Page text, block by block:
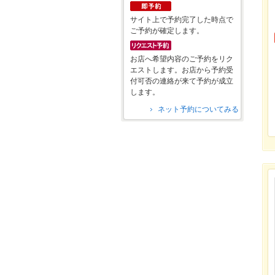
サイト上で予約完了した時点で
ご予約が確定します。
お店へ希望内容のご予約をリク
エストします。お店から予約受
付可否の連絡が来て予約が成立
します。
ネット予約についてみる